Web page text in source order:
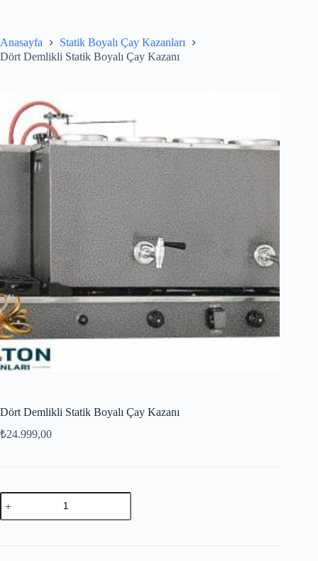
Anasayfa
Statik Boyalı Çay Kazanları
Dört Demlikli Statik Boyalı Çay Kazanı
Dört Demlikli Statik Boyalı Çay Kazanı
₺24.999,00
Dört
Demlikli
Statik
Çay